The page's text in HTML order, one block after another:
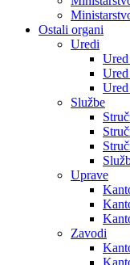
Ostali organi
Uredi
Ured
Ured
Službe
Uprave
Zavodi